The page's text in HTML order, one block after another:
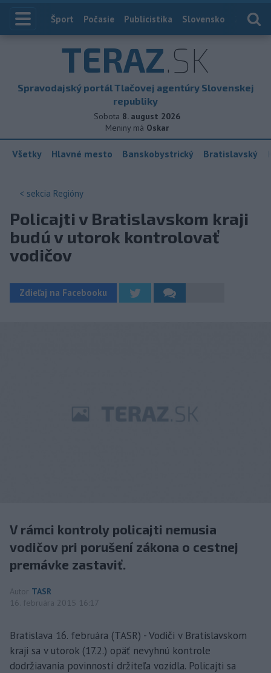
Index
Šport Počasie Publicistika Slovensko
TERAZ.SK
Spravodajský portál Tlačovej agentúry Slovenskej
republiky
Sobota 8. august 2026
Meniny má Oskar
Všetky Hlavné mesto Banskobystrický Bratislavský
< sekcia Regióny
Policajti v Bratislavskom kraji
budú v utorok kontrolovať
vodičov
Zdieľaj na Facebooku
V rámci kontroly policajti nemusia
vodičov pri porušení zákona o cestnej
premávke zastaviť.
Autor TASR
16. februára 2015 16:17
Bratislava 16. februára (TASR) - Vodiči v Bratislavskom
kraji sa v utorok (17.2.) opäť nevyhnú kontrole
dodržiavania povinností držiteľa vozidla. Policajti sa